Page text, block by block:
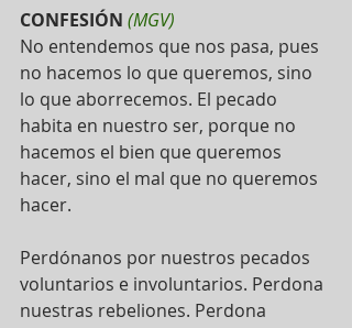
CONFESIÓN (MGV)
No entendemos que nos pasa, pues
no hacemos lo que queremos, sino
lo que aborrecemos. El pecado
habita en nuestro ser, porque no
hacemos el bien que queremos
hacer, sino el mal que no queremos
hacer.
Perdónanos por nuestros pecados
voluntarios e involuntarios. Perdona
nuestras rebeliones. Perdona